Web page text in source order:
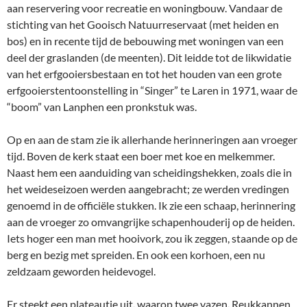
aan reservering voor recreatie en woningbouw. Vandaar de
stichting van het Gooisch Natuurreservaat (met heiden en
bos) en in recente tijd de bebouwing met woningen van een
deel der graslanden (de meenten). Dit leidde tot de likwidatie
van het erfgooiersbestaan en tot het houden van een grote
erfgooierstentoonstelling in “Singer” te Laren in 1971, waar de
“boom” van Lanphen een pronkstuk was.
Op en aan de stam zie ik allerhande herinneringen aan vroeger
tijd. Boven de kerk staat een boer met koe en melkemmer.
Naast hem een aanduiding van scheidingshekken, zoals die in
het weideseizoen werden aangebracht; ze werden vredingen
genoemd in de officiële stukken. Ik zie een schaap, herinnering
aan de vroeger zo omvangrijke schapenhouderij op de heiden.
Iets hoger een man met hooivork, zou ik zeggen, staande op de
berg en bezig met spreiden. En ook een korhoen, een nu
zeldzaam geworden heidevogel.
Er steekt een plateautje uit, waarop twee vazen. Reukkannen